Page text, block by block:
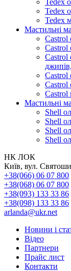
Tedex
Tedex
Мастильні
Castrol
Castrol
Castrol
Castrol
Castrol
Castrol
Мастильні
Shell
Shell
Shell
Shell
НК ЛОК
Київ, вул.
+38(066) 06 07 800
+38(068) 06 07 800
+38(093) 133 33 86
+38(098) 133 33 86
arlanda@ukr.net
Новини і
Відео
Партнери
Прайс лист
Контакти